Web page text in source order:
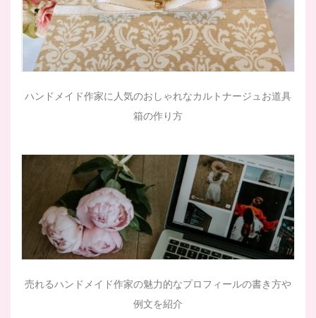
ハンドメイド作家に人気のおしゃれなカルトナージュお道具
箱の作り方
売れるハンドメイド作家の魅力的なプロフィールの書き方や
例文を紹介